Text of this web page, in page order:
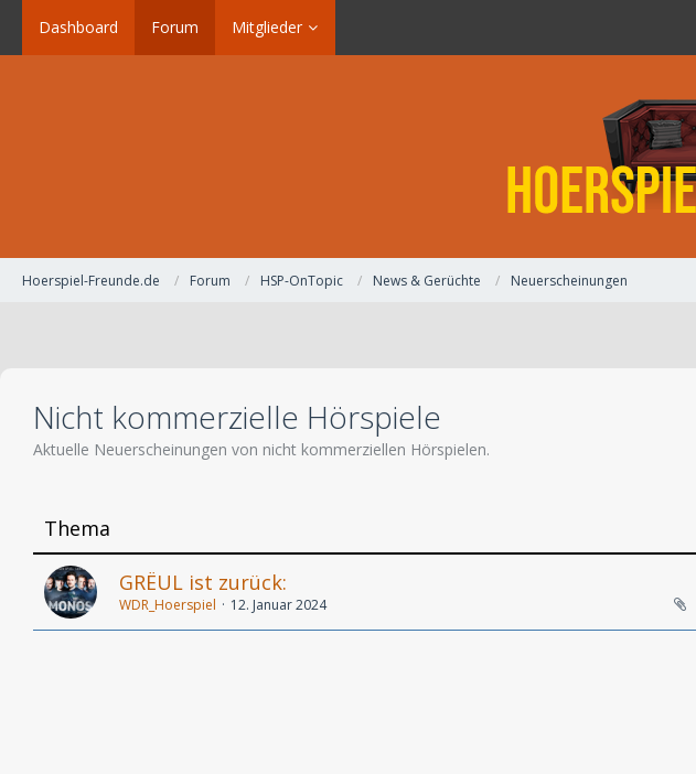
Dashboard Forum Mitglieder
Hoerspiel-Freunde.de Forum HSP-OnTopic News & Gerüchte Neuerscheinungen
Nicht kommerzielle Hörspiele
Aktuelle Neuerscheinungen von nicht kommerziellen Hörspielen.
Thema
GRËUL ist zurück:
WDR_Hoerspiel 12. Januar 2024